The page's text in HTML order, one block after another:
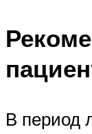
В период